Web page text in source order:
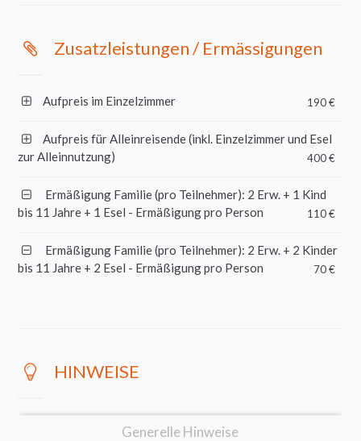
Zusatzleistungen / Ermässigungen
Aufpreis im Einzelzimmer 190 €
Aufpreis für Alleinreisende (inkl. Einzelzimmer und Esel
zur Alleinnutzung)
400 €
Ermäßigung Familie (pro Teilnehmer): 2 Erw. + 1 Kind
bis 11 Jahre + 1 Esel - Ermäßigung pro Person
110 €
Ermäßigung Familie (pro Teilnehmer): 2 Erw. + 2 Kinder
bis 11 Jahre + 2 Esel - Ermäßigung pro Person
70 €
HINWEISE
Generelle Hinweise